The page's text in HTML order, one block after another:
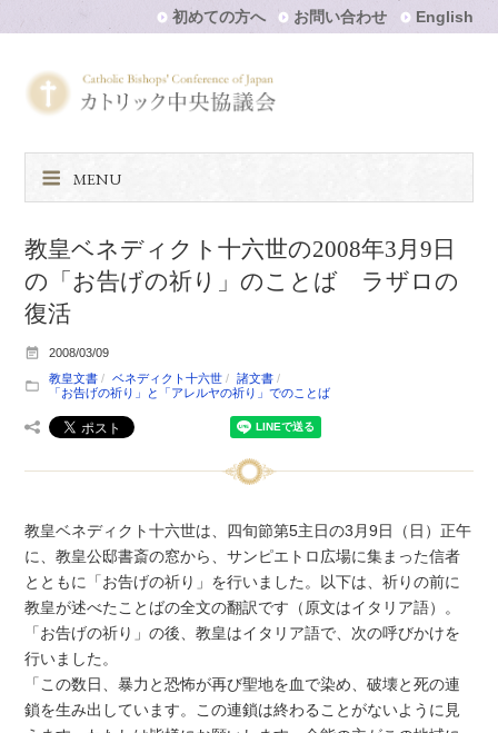
初めての方へ お問い合わせ English
MENU
教皇ベネディクト十六世の2008年3月9日
の「お告げの祈り」のことば ラザロの
復活
2008/03/09
教皇文書
ベネディクト十六世
諸文書
「お告げの祈り」と「アレルヤの祈り」でのことば
教皇ベネディクト十六世は、四旬節第5主日の3月9日（日）正午
に、教皇公邸書斎の窓から、サンピエトロ広場に集まった信者
とともに「お告げの祈り」を行いました。以下は、祈りの前に
教皇が述べたことばの全文の翻訳です（原文はイタリア語）。
「お告げの祈り」の後、教皇はイタリア語で、次の呼びかけを
行いました。
「この数日、暴力と恐怖が再び聖地を血で染め、破壊と死の連
鎖を生み出しています。この連鎖は終わることがないように見